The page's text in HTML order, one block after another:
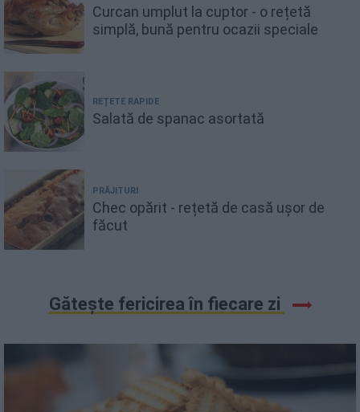
Curcan umplut la cuptor - o rețetă
simplă, bună pentru ocazii speciale
REȚETE RAPIDE
Salată de spanac asortată
PRĂJITURI
Chec opărit - rețetă de casă ușor de
făcut
Gătește fericirea în fiecare zi